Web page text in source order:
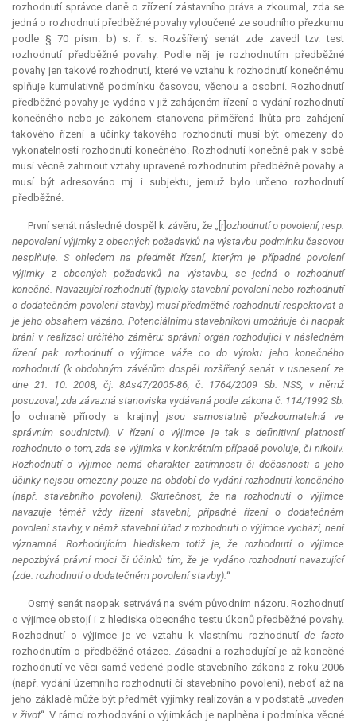
rozhodnutí správce daně o zřízení zástavního práva a zkoumal, zda se
jedná o rozhodnutí předběžné povahy vyloučené ze soudního přezkumu
podle § 70 písm. b) s. ř. s. Rozšířený senát zde zavedl tzv. test
rozhodnutí předběžné povahy. Podle něj je rozhodnutím předběžné
povahy jen takové rozhodnutí, které ve vztahu k rozhodnutí konečnému
splňuje kumulativně podmínku časovou, věcnou a osobní. Rozhodnutí
předběžné povahy je vydáno v již zahájeném řízení o vydání rozhodnutí
konečného nebo je zákonem stanovena přiměřená lhůta pro zahájení
takového řízení a účinky takového rozhodnutí musí být omezeny do
vykonatelnosti rozhodnutí konečného. Rozhodnutí konečné pak v sobě
musí věcně zahrnout vztahy upravené rozhodnutím předběžné povahy a
musí být adresováno mj. i subjektu, jemuž bylo určeno rozhodnutí
předběžné.
První senát následně dospěl k závěru, že „[r] ozhodnutí o povolení, resp.
nepovolení výjimky z obecných požadavků na výstavbu podmínku časovou
nesplňuje. S ohledem na předmět řízení, kterým je případné povolení
výjimky z obecných požadavků na výstavbu, se jedná o rozhodnutí
konečné. Navazující rozhodnutí (typicky stavební povolení nebo rozhodnutí
o dodatečném povolení stavby) musí předmětné rozhodnutí respektovat a
je jeho obsahem vázáno. Potenciálnímu stavebníkovi umožňuje či naopak
brání v realizaci určitého záměru; správní orgán rozhodující v následném
řízení pak rozhodnutí o výjimce váže co do výroku jeho konečného
rozhodnutí (k obdobným závěrům dospěl rozšířený senát v usnesení ze
dne 21. 10. 2008, čj. 8As47/2005-86, č. 1764/2009 Sb. NSS, v němž
posuzoval, zda závazná stanoviska vydávaná podle zákona č. 114/1992 Sb.
[o ochraně přírody a krajiny]jsou samostatně přezkoumatelná ve
správním soudnictví). V řízení o výjimce je tak s definitivní platností
rozhodnuto o tom, zda se výjimka v konkrétním případě povoluje, či nikoliv.
Rozhodnutí o výjimce nemá charakter zatímnosti či dočasnosti a jeho
účinky nejsou omezeny pouze na období do vydání rozhodnutí konečného
(např. stavebního povolení). Skutečnost, že na rozhodnutí o výjimce
navazuje téměř vždy řízení stavební, případně řízení o dodatečném
povolení stavby, v němž stavební úřad z rozhodnutí o výjimce vychází, není
významná. Rozhodujícím hlediskem totiž je, že rozhodnutí o výjimce
nepozbývá právní moci či účinků tím, že je vydáno rozhodnutí navazující
(zde: rozhodnutí o dodatečném povolení stavby).“
Osmý senát naopak setrvává na svém původním názoru. Rozhodnutí
o výjimce obstojí i z hlediska obecného testu úkonů předběžné povahy.
Rozhodnutí o výjimce je ve vztahu k vlastnímu rozhodnutí de facto
rozhodnutím o předběžné otázce. Zásadní a rozhodující je až konečné
rozhodnutí ve věci samé vedené podle stavebního zákona z roku 2006
(např. vydání územního rozhodnutí či stavebního povolení), neboť až na
jeho základě může být předmět výjimky realizován a v podstatě „uveden
v život“. V rámci rozhodování o výjimkách je naplněna i podmínka věcné